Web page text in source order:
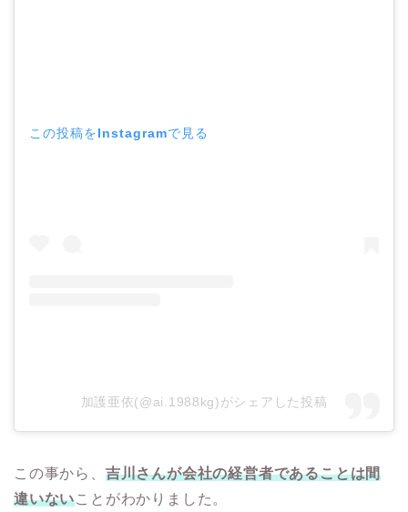
この投稿をInstagramで見る
加護亜依(@ai.1988kg)がシェアした投稿
この事から、 吉川さんが会社の経営者であることは間
違いないことがわかりました。